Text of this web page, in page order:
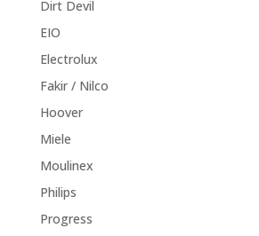
Dirt Devil
EIO
Electrolux
Fakir / Nilco
Hoover
Miele
Moulinex
Philips
Progress